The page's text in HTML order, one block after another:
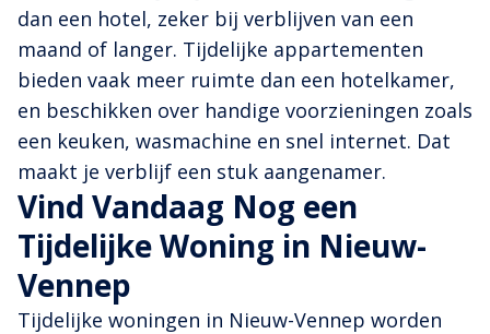
dan een hotel, zeker bij verblijven van een
maand of langer. Tijdelijke appartementen
bieden vaak meer ruimte dan een hotelkamer,
en beschikken over handige voorzieningen zoals
een keuken, wasmachine en snel internet. Dat
maakt je verblijf een stuk aangenamer.
Vind Vandaag Nog een
Tijdelijke Woning in Nieuw-
Vennep
Tijdelijke woningen in Nieuw-Vennep worden